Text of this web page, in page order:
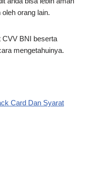
orang lain.
CVV BNI beserta
mengetahuinya.
Card Dan Syarat